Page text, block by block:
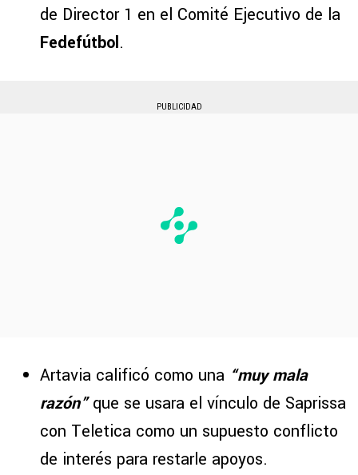
de Director 1 en el Comité Ejecutivo de la
Fedefútbol.
PUBLICIDAD
Artavia calificó como una “muy mala
razón”que se usara el vínculo de Saprissa
con Teletica como un supuesto conflicto
de interés para restarle apoyos.